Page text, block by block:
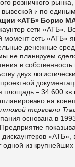
розничного
и по
«АТБ» Борис
сети «АТБ».
момент сеть «АТБ»
денежные
не планируем
в
двух
площадь – 34 600
на
торговли
основана в
Предприятие
дискаунтеров
из крупнейших